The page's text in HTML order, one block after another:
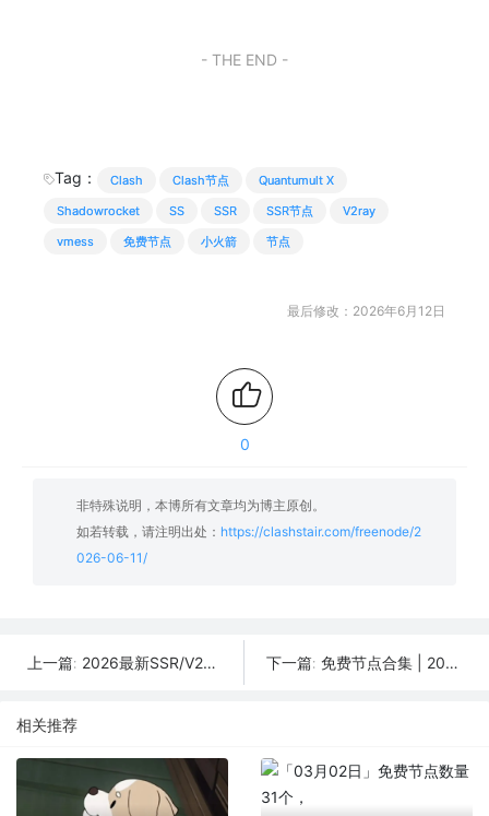
- THE END -
Tag： Clash Clash节点
Quantumult X
Shadowrocket
SS SSR SSR节点
V2ray
vmess
免费节点 小火箭 节点
最后修改：2026年6月12日
0
非特殊说明，本博所有文章均为博主原创。
如若转载，请注明出处： https://clashstair.com/freenode/2
026-06-11/
上一篇: 2026最新SSR/V2Ray/Clash免费节点 | 6月12日可用订阅 下一篇: 免费节点合集 | 2026年06月08日SSR/V2Ray/Clash订阅整理
相关推荐